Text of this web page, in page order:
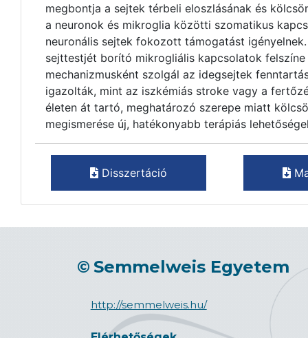
megbontja a sejtek térbeli eloszlásának és
a neuronok és mikroglia közötti szomatikus
neuronális sejtek fokozott támogatást
sejttestjét borító mikrogliális kapcsolatok
mechanizmusként szolgál az idegsejtek
igazolták, mint az iszkémiás stroke vagy a
életen át tartó, meghatározó szerepe miatt
megismerése új, hatékonyabb terápiás
Disszertáció
© Semmelweis Egyetem
http://semmelweis.hu/